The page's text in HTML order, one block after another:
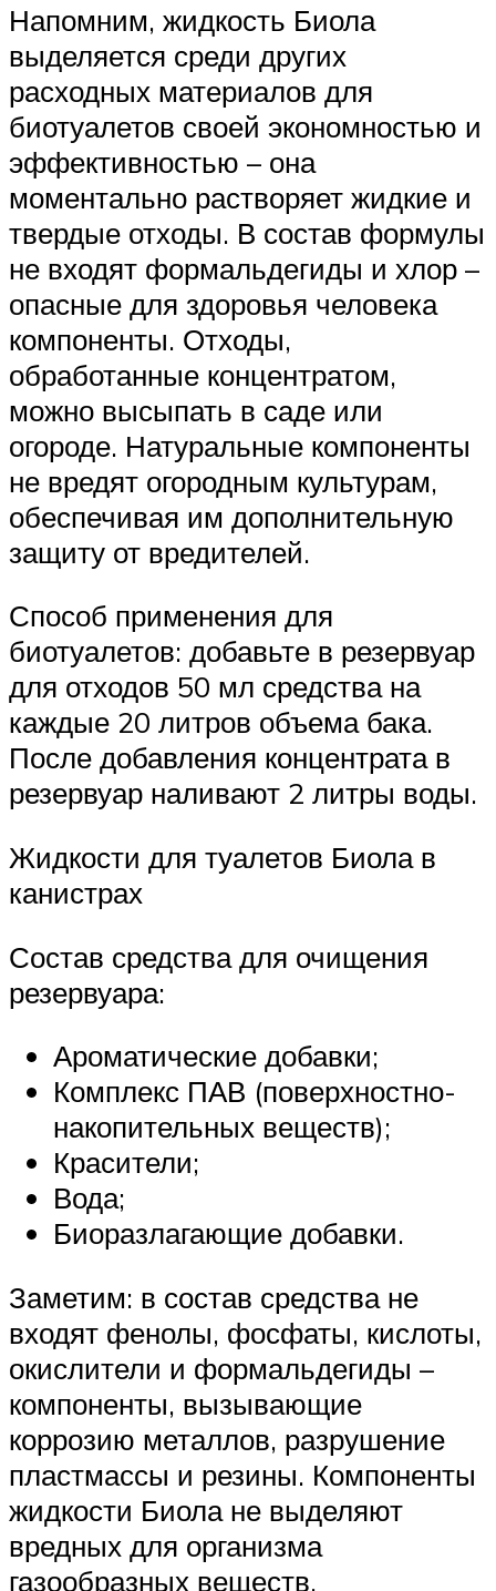
Напомним, жидкость Биола
выделяется среди других
расходных материалов для
биотуалетов своей экономностью и
эффективностью – она
моментально растворяет жидкие и
твердые отходы. В состав формулы
не входят формальдегиды и хлор –
опасные для здоровья человека
компоненты. Отходы,
обработанные концентратом,
можно высыпать в саде или
огороде. Натуральные компоненты
не вредят огородным культурам,
обеспечивая им дополнительную
защиту от вредителей.
Способ применения для
биотуалетов: добавьте в резервуар
для отходов 50 мл средства на
каждые 20 литров объема бака.
После добавления концентрата в
резервуар наливают 2 литры воды.
Жидкости для туалетов Биола в
канистрах
Состав средства для очищения
резервуара:
Ароматические добавки;
Комплекс ПАВ (поверхностно-
накопительных веществ);
Красители;
Вода;
Биоразлагающие добавки.
Заметим: в состав средства не
входят фенолы, фосфаты, кислоты,
окислители и формальдегиды –
компоненты, вызывающие
коррозию металлов, разрушение
пластмассы и резины. Компоненты
жидкости Биола не выделяют
вредных для организма
газообразных веществ.